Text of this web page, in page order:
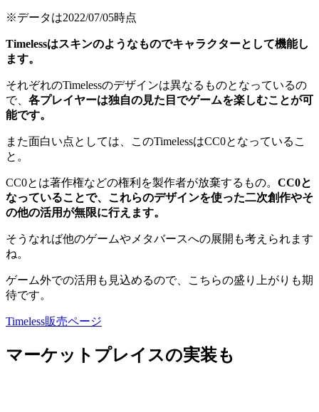
※データは2022/07/05時点
Timelessはスキンのようなものでキャラクターとして機能し
ます。
それぞれのTimelessのデザインは異なるものとなっているの
で、 各プレイヤーは独自の見た目でゲームを楽しむことが可
能です。
また面白い点としては、このTimelessはCC0となっているこ
と。
CC0とは著作権などの権利を製作者が放棄するもの。 CC0と
なっていることで、これらのデザインを使った二次創作やそ
の他の活用が無限に行えます。
そうなれば他のゲームやメタバースへの展開も考えられます
ね。
ゲーム外での活用も見込めるので、こちらの盛り上がりも期
待です。
Timeless販売ページ
マーケットプレイスの実装も